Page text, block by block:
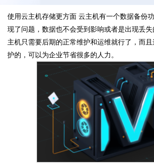
使用云主机存储更方面 云主机有一个数据备份
现了问题，数据也不会受到影响或者是出现丢
主机只需要后期的正常维护和运维就行了，而
护的，可以为企业节省很多的人力。